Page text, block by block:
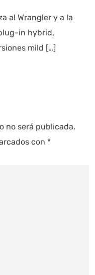
al Wrangler y a la
in hybrid,
mild […]
no será publicada.
con *